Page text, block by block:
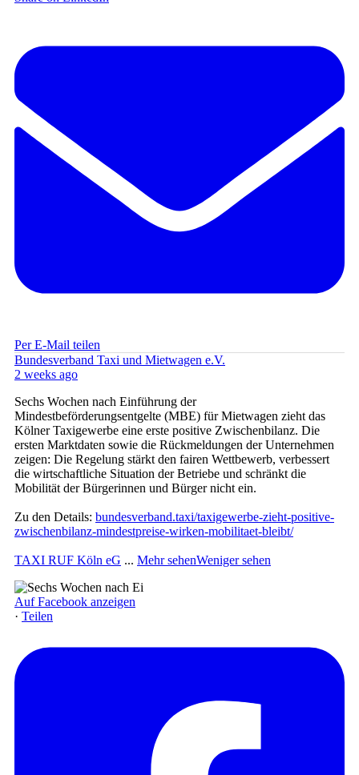
Per E-Mail teilen
Bundesverband Taxi und Mietwagen e.V.
2 weeks ago
Sechs Wochen nach Einführung der
Mindestbeförderungsentgelte (MBE) für Mietwagen zieht das
Kölner Taxigewerbe eine erste positive Zwischenbilanz. Die
ersten Marktdaten sowie die Rückmeldungen der Unternehmen
zeigen: Die Regelung stärkt den fairen Wettbewerb, verbessert
die wirtschaftliche Situation der Betriebe und schränkt die
Mobilität der Bürgerinnen und Bürger nicht ein.
Zu den Details: bundesverband.taxi/taxigewerbe-zieht-positive-
zwischenbilanz-mindestpreise-wirken-mobilitaet-bleibt/
TAXI RUF Köln eG ... Mehr sehenWeniger sehen
Auf Facebook anzeigen
· Teilen